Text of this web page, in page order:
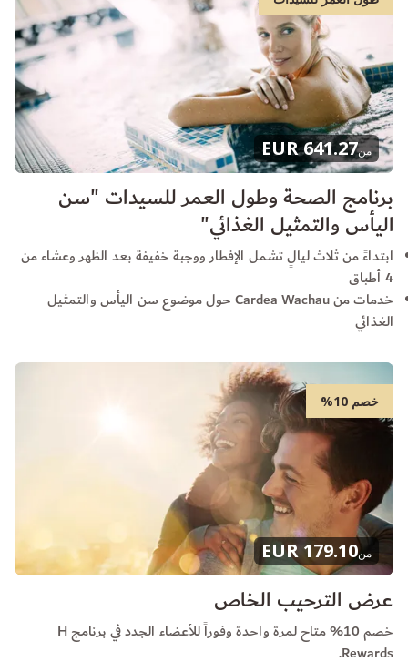
من641.27 EUR
برنامج الصحة وطول العمر للسيدات "سن
اليأس والتمثيل الغذائي"
ابتداءً من ثلاث ليالٍ تشمل الإفطار ووجبة خفيفة بعد الظهر وعشاء من
4 أطباق
خدمات من Cardea Wachau حول موضوع سن اليأس والتمثيل
الغذائي
خصم 10%
من179.10 EUR
عرض الترحيب الخاص
خصم 10% متاح لمرة واحدة وفوراً للأعضاء الجدد في برنامج H
Rewards.